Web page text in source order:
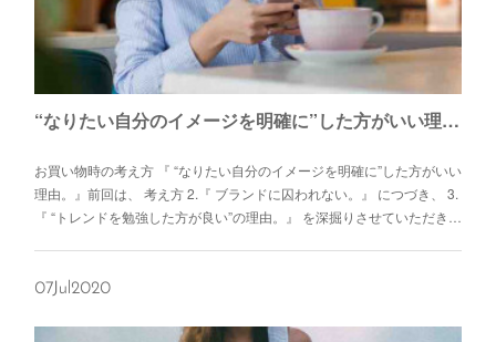
“なりたい自分のイメージを明確に”した方がいい理由。
お買い物時の考え方 『 “なりたい自分のイメージを明確に”した方がいい
理由。』前回は、 考え方 2.『 ブランドに囚われない。』 につづき、 3.
『 “トレンドを勉強した方が良い”の理由。』 を深掘りさせていただき…
07Jul2020